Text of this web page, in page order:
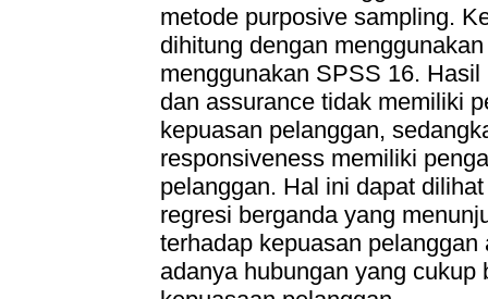
metode purposive sampling.
dihitung dengan
menggunakan SPSS 16.
dan assurance tidak memiliki
kepuasan pelanggan,
responsiveness memiliki
pelanggan. Hal ini dapat
regresi berganda yang
terhadap kepuasan
adanya hubungan yang